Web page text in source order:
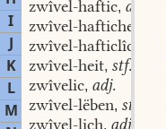
I
J
K
L
M
zwîvel-haftic, adj.
zwîvel-hafticheit
zwîvel-hafticlîche
zwîvel-heit, stf.
zwîvelic, adj.
zwîvel-lëben, stn.
zwîvel-lich, adj.